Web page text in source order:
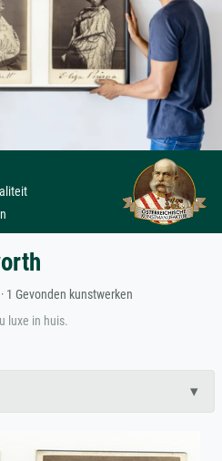
· 1 Gevonden kunstwerken
luxe in huis.